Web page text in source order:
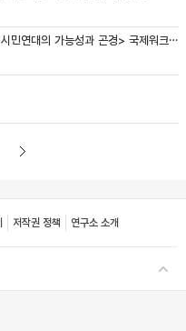
2023년 8월 25일 <일본군'위안부' 문제, 한일 시민연대의 가능성과 곤경> 국제워크숍 개최
저작권 정책 연구소 소개